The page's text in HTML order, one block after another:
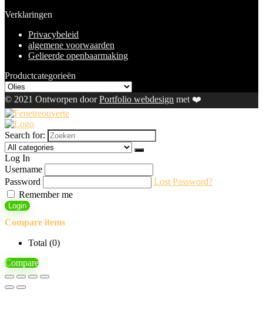
Verklaringen
Privacybeleid
algemene voorwaarden
Gelieerde openbaarmaking
Productcategorieën
© 2021 Ontworpen doorPortfolio webdesign met ❤️
Search for:
Log In
Username
Password
Lost Password?
Remember me
Login
Compare items
Total (0)
Compare